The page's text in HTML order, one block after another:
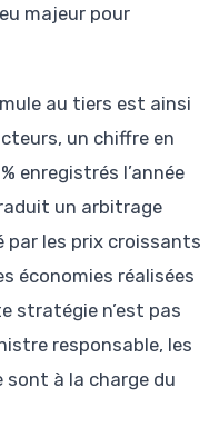
majeur pour
au tiers est ainsi
un chiffre en
enregistrés l’année
un arbitrage
les prix croissants
économies réalisées
stratégie n’est pas
responsable, les
à la charge du